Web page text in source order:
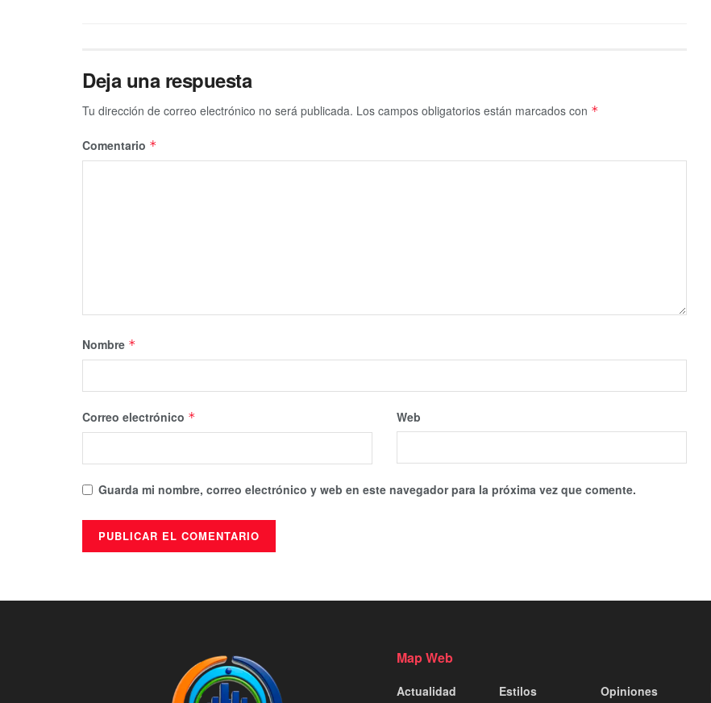
Deja una respuesta
Tu dirección de correo electrónico no será publicada. Los campos obligatorios están marcados con *
Comentario *
Nombre *
Correo electrónico * Web
Guarda mi nombre, correo electrónico y web en este navegador para la próxima vez que comente.
Map Web
Actualidad Estilos Opiniones